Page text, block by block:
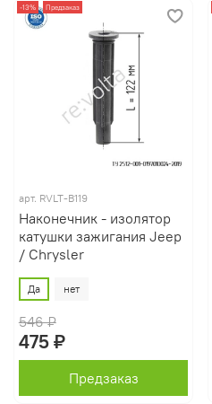
-13% Предзаказ
арт. RVLT-B119
Наконечник - изолятор
катушки зажигания Jeep
/ Chrysler
Да нет
546 ₽
475 ₽
Предзаказ